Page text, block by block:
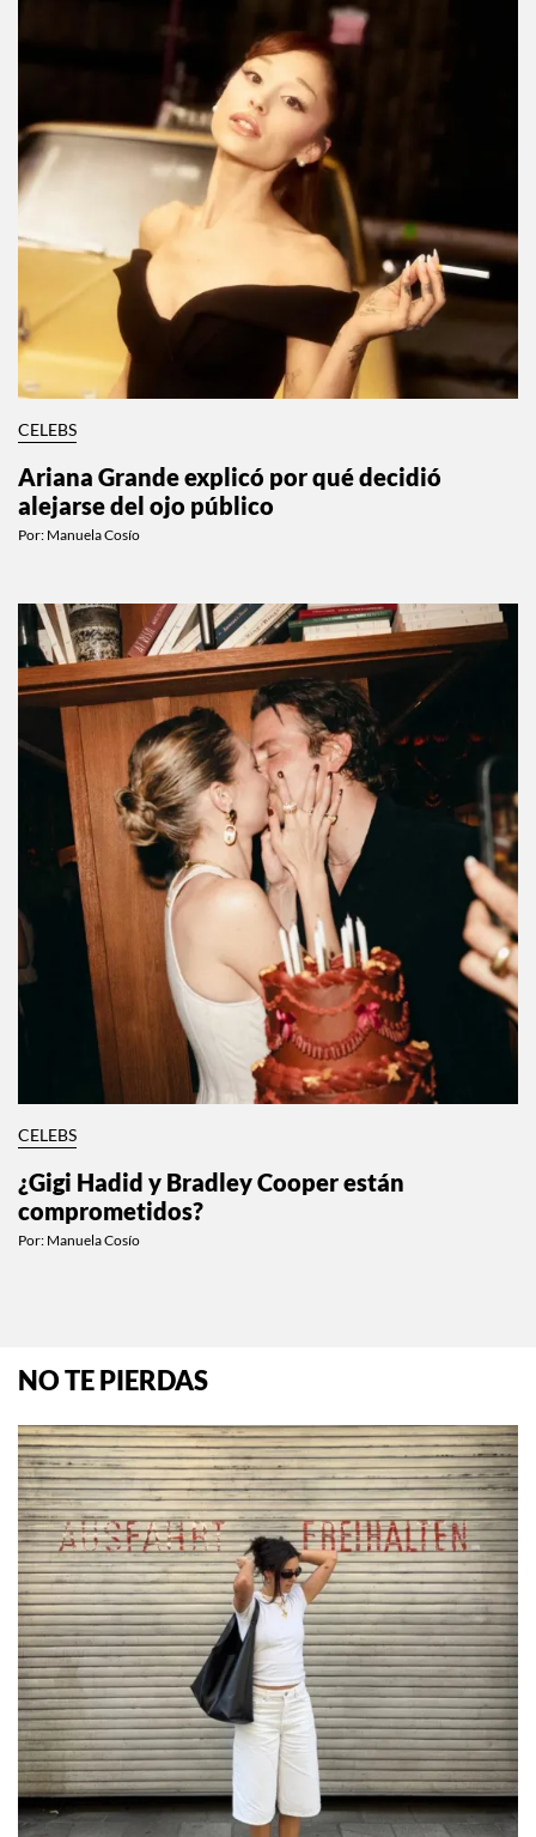
CELEBS
Ariana Grande explicó por qué decidió
alejarse del ojo público
Por: Manuela Cosío
CELEBS
¿Gigi Hadid y Bradley Cooper están
comprometidos?
Por: Manuela Cosío
NO TE PIERDAS